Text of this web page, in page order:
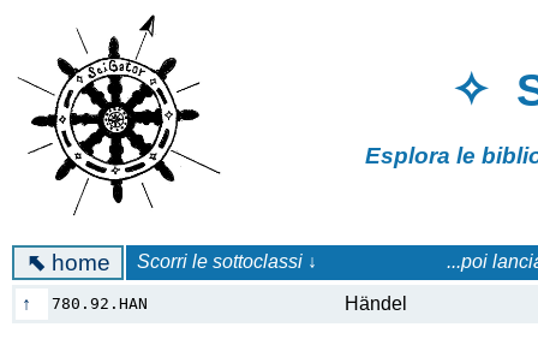
✧
Esplora le
⬉ home Scorri le sottoclassi ↓ ...poi
↑ 780.92.HAN Händel